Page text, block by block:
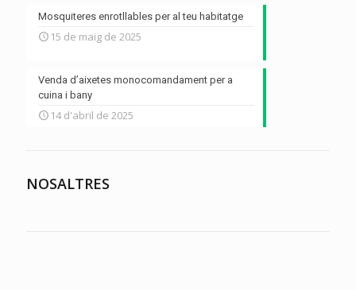
Mosquiteres enrotllables per al teu habitatge
15 de maig de 2025
Venda d’aixetes monocomandament per a
cuina i bany
14 d'abril de 2025
NOSALTRES